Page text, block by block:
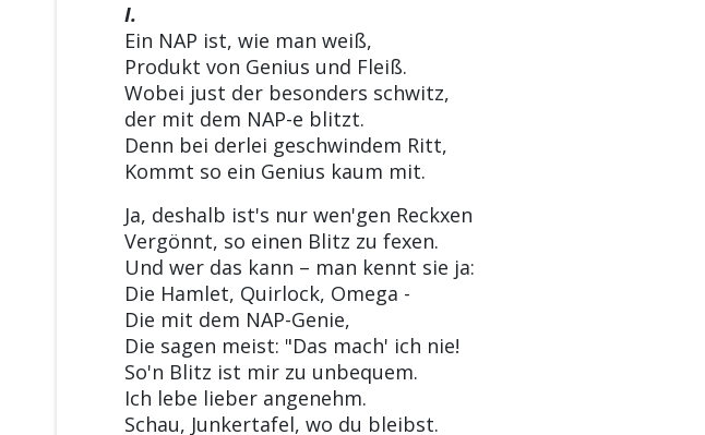
I.
Ein NAP ist, wie man weiß,
Produkt von Genius und Fleiß.
Wobei just der besonders schwitz,
der mit dem NAP-e blitzt.
Denn bei derlei geschwindem Ritt,
Kommt so ein Genius kaum mit.
Ja, deshalb ist's nur wen'gen Reckxen
Vergönnt, so einen Blitz zu fexen.
Und wer das kann – man kennt sie ja:
Die Hamlet, Quirlock, Omega -
Die mit dem NAP-Genie,
Die sagen meist: "Das mach' ich nie!
So'n Blitz ist mir zu unbequem.
Ich lebe lieber angenehm.
Schau, Junkertafel, wo du bleibst.